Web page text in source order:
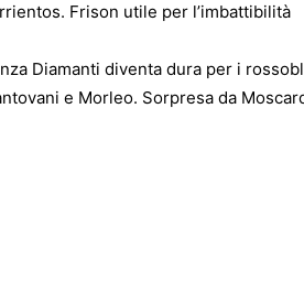
Frison utile per l’imbattibilità
Diamanti diventa dura per i
e Morleo. Sorpresa da